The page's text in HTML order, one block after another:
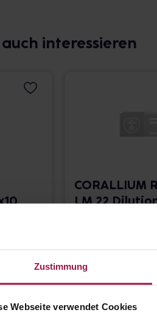
Zustimmung
Webseite verwendet Cookies
interessieren
CORALLIUM
LM 22
17,66